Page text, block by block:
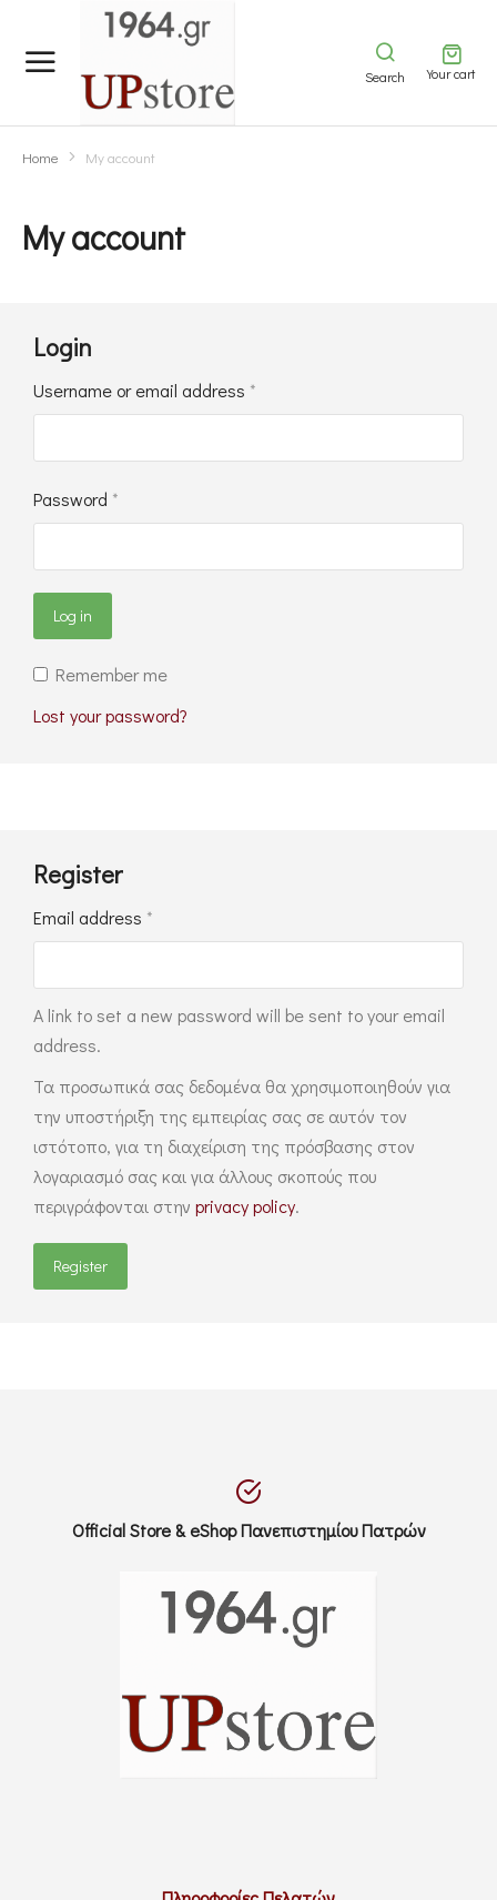
Search Your cart
You are here:
Home My account
My account
Login
Username or email address *
Password *
Log in
Remember me
Lost your password?
Register
Email address *
A link to set a new password will be sent to your email
address.
Τα προσωπικά σας δεδομένα θα χρησιμοποιηθούν για
την υποστήριξη της εμπειρίας σας σε αυτόν τον
ιστότοπο, για τη διαχείριση της πρόσβασης στον
λογαριασμό σας και για άλλους σκοπούς που
περιγράφονται στην privacy policy.
Register
Official Store & eShop Πανεπιστημίου Πατρών